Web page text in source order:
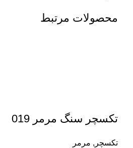
محصولات مرتبط
تکسچر سنگ مرمر 019
تکسچر , مرمر